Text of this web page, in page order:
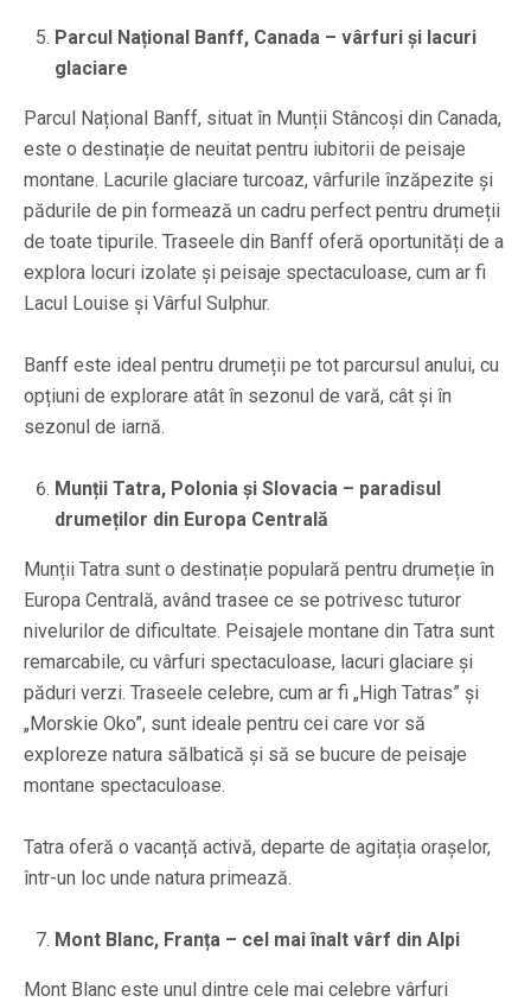
Parcul Național Banff, Canada – vârfuri și lacuri
glaciare
Parcul Național Banff, situat în Munții Stâncoși din Canada,
este o destinație de neuitat pentru iubitorii de peisaje
montane. Lacurile glaciare turcoaz, vârfurile înzăpezite și
pădurile de pin formează un cadru perfect pentru drumeții
de toate tipurile. Traseele din Banff oferă oportunități de a
explora locuri izolate și peisaje spectaculoase, cum ar fi
Lacul Louise și Vârful Sulphur.
Banff este ideal pentru drumeții pe tot parcursul anului, cu
opțiuni de explorare atât în sezonul de vară, cât și în
sezonul de iarnă.
Munții Tatra, Polonia și Slovacia – paradisul
drumeților din Europa Centrală
Munții Tatra sunt o destinație populară pentru drumeție în
Europa Centrală, având trasee ce se potrivesc tuturor
nivelurilor de dificultate. Peisajele montane din Tatra sunt
remarcabile, cu vârfuri spectaculoase, lacuri glaciare și
păduri verzi. Traseele celebre, cum ar fi „High Tatras” și
„Morskie Oko”, sunt ideale pentru cei care vor să
exploreze natura sălbatică și să se bucure de peisaje
montane spectaculoase.
Tatra oferă o vacanță activă, departe de agitația orașelor,
într-un loc unde natura primează.
Mont Blanc, Franța – cel mai înalt vârf din Alpi
Mont Blanc este unul dintre cele mai celebre vârfuri